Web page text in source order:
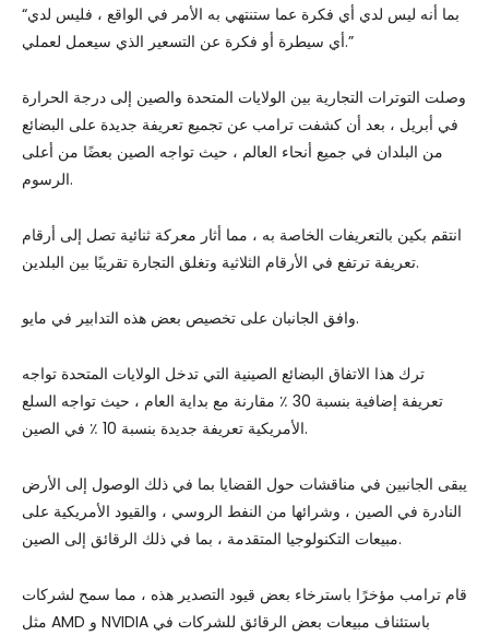
“بما أنه ليس لدي أي فكرة عما ستنتهي به الأمر في الواقع ، فليس لدي
أي سيطرة أو فكرة عن التسعير الذي سيعمل لعملي.”
وصلت التوترات التجارية بين الولايات المتحدة والصين إلى درجة الحرارة
في أبريل ، بعد أن كشفت ترامب عن تجميع تعريفة جديدة على البضائع
من البلدان في جميع أنحاء العالم ، حيث تواجه الصين بعضًا من أعلى
الرسوم.
انتقم بكين بالتعريفات الخاصة به ، مما أثار معركة ثنائية تصل إلى أرقام
تعريفة ترتفع في الأرقام الثلاثية وتغلق التجارة تقريبًا بين البلدين.
وافق الجانبان على تخصيص بعض هذه التدابير في مايو.
ترك هذا الاتفاق البضائع الصينية التي تدخل الولايات المتحدة تواجه
تعريفة إضافية بنسبة 30 ٪ مقارنة مع بداية العام ، حيث تواجه السلع
الأمريكية تعريفة جديدة بنسبة 10 ٪ في الصين.
يبقى الجانبين في مناقشات حول القضايا بما في ذلك الوصول إلى الأرض
النادرة في الصين ، وشرائها من النفط الروسي ، والقيود الأمريكية على
مبيعات التكنولوجيا المتقدمة ، بما في ذلك الرقائق إلى الصين.
قام ترامب مؤخرًا باسترخاء بعض قيود التصدير هذه ، مما سمح لشركات
مثل AMD و NVIDIA باستئناف مبيعات بعض الرقائق للشركات في